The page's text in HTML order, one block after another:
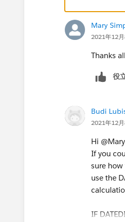
Mary
2021年12
Thanks
役
Budi
2021年12
Hi
If you
sure
use the
IF